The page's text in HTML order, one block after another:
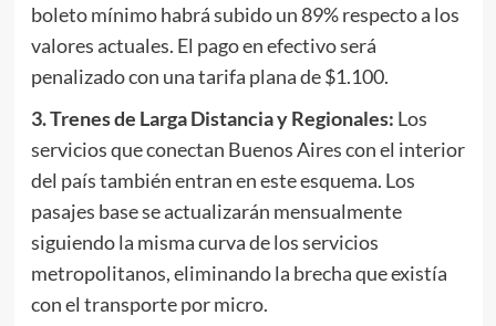
boleto mínimo habrá subido un 89% respecto a los
valores actuales. El pago en efectivo será
penalizado con una tarifa plana de $1.100.
3. Trenes de Larga Distancia y Regionales: Los
servicios que conectan Buenos Aires con el interior
del país también entran en este esquema. Los
pasajes base se actualizarán mensualmente
siguiendo la misma curva de los servicios
metropolitanos, eliminando la brecha que existía
con el transporte por micro.